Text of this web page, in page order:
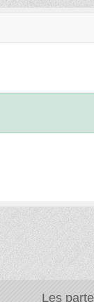
Les